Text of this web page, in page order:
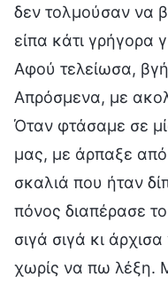
δεν τολμούσαν να
είπα κάτι γρήγορα
Αφού τελείωσα,
Απρόσμενα, με
Όταν φτάσαμε σε
μας, με άρπαξε από
σκαλιά που ήταν
πόνος διαπέρασε
σιγά σιγά κι
χωρίς να πω λέξη.